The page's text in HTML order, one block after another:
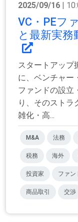
2025/09/16 |
VC・PEフ
と最新実務
スタートアップ
に、ベンチャー
ファンドの設立
り、そのストラ
雑化・高...
M&A 法務
税務 海外
投資家 ファン
商品取引 交渉